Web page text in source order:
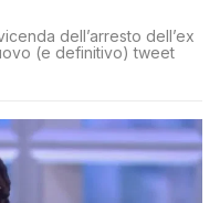
dell’arresto dell’ex
(e definitivo) tweet